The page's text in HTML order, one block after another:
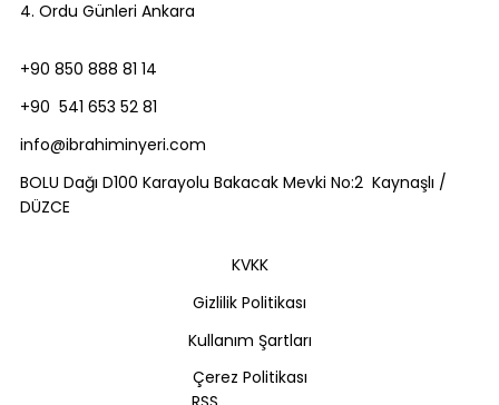
4. Ordu Günleri Ankara
+90 850 888 81 14
+90 541 653 52 81
info@ibrahiminyeri.com
BOLU Dağı D100 Karayolu Bakacak Mevki No:2 Kaynaşlı /
DÜZCE
KVKK
Gizlilik Politikası
Kullanım Şartları
Çerez Politikası